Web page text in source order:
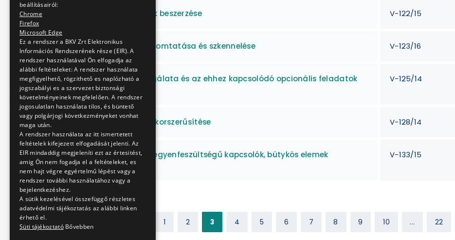
Nyomdaipari termékek beszerzése V-122/15
Áramellátási rajzok nyomtatása és szkennelése V-123/16
Monitoring kutak vizsgálata és az ehhez kapcsolódó opcionális feladatok
elvégzése
V-125/14
Villamos váltófűtések korszerűsítése V-128/14
HÉV és MFAV speciális egyenfeszültségű kapcsolók, bütykös elemek
beszerzése
V-133/15
1 2 3 4 5 6 7 8 9 10 ... 22
beállításairól:
Chrome
Firefox
Microsoft Edge
Ez a rendszer a BKV Zrt Elektronikus
Információs Rendszerének része (EIR). A
rendszer használatával Ön elfogadja az
alábbi feltételeket: A rendszer használata
megfigyelhető, rögzithető es naplózható a
jogszabályi es a szervezet biztonsági
követelményeinek megfelelően. A rendszer
jogosulatlan használata tilos, és büntető
vagy polgárjogi következményeket vonhat
maga után.
A rendszer használata az itt ismertetett
feltételek kifejezett elfogadását jelenti. Az
EIR mindaddig megjeleníti ezt az értesitést,
amig Ön nem fogadja el a feltételeket, es
nem hajt végre egyértelmű lépést vagy a
rendszer további használatához vagy a
bejelentkezéshez.
A sütik kezelésével összefüggő részletes
adatvédelmi tájékoztatás az alábbi linken
érhető el.
Süti tájékoztató Bővebben